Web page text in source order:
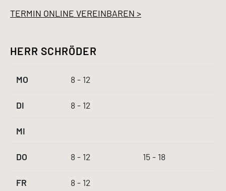
TERMIN ONLINE VEREINBAREN >
HERR SCHRÖDER
MO 8 - 12
DI 8 - 12
MI
DO 8 - 12 15 - 18
FR 8 - 12